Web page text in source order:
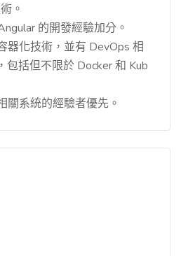
。
的開發經驗加分。
器化技術，並有 DevOps 相
包括但不限於 Docker 和 Kub
關系統的經驗者優先。